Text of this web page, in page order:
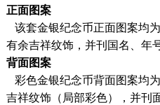
正面图案
该套金银纪念币正面图案均
有余吉祥纹饰，并刊国名、年号
背面图案
彩色金银纪念币背面图案均
吉祥纹饰（局部彩色），并刊